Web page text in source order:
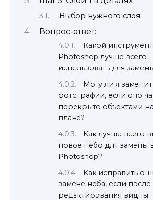
Выбор нужного слоя
Вопрос-ответ:
Какой
Photoshop лучше всего
использовать для
Могу ли я
фотографии, если оно
перекрыто объектами
плане?
Как лучше всего
новое небо для замены в
Photoshop?
Как исправить
замене неба, если после
редактирования видны